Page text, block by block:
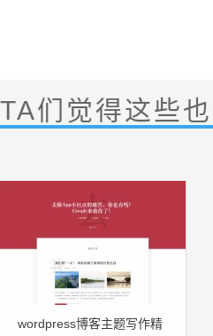
TA们觉得这些
wordpress博客主题写作精